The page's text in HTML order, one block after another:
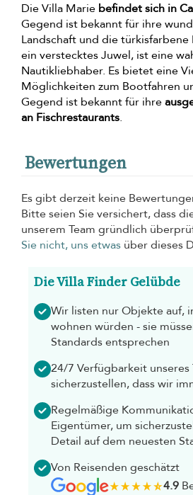
Die Villa Marie befindet sich in
Gegend ist bekannt für ihre
Landschaft und die türkisfarbene
ein verstecktes Juwel, ist eine
Nautikliebhaber. Es bietet eine
Möglichkeiten zum Bootfahren
Gegend ist bekannt für ihre
an Fischrestaurants.
Bewertungen
Es gibt derzeit keine
Bitte seien Sie versichert, dass
unserem Team gründlich
Sie nicht, uns etwas über dieses
Die Villa Finder Gelübde
Wir listen nur Objekte auf,
wohnen würden - sie
Standards entsprechen
24/7 Verfügbarkeit unseres
sicherzustellen, dass wir
Regelmäßige
Eigentümer, um
Detail auf dem neuesten
Von Reisenden geschätzt
4.9